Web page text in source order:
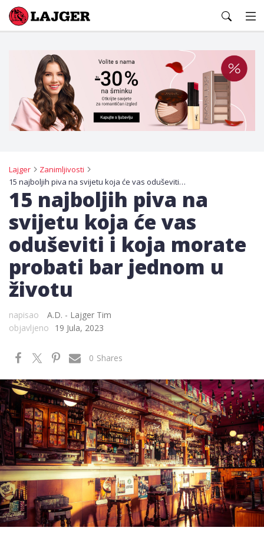
Lajger
Lajger
Zanimljivosti
15 najboljih piva na svijetu koja će vas oduševiti i koja morate probati bar jednom u životu
15 najboljih piva na
svijetu koja će vas
oduševiti i koja morate
probati bar jednom u
životu
napisao
A.D. - Lajger Tim
objavljeno
19 Jula, 2023
Shares
0